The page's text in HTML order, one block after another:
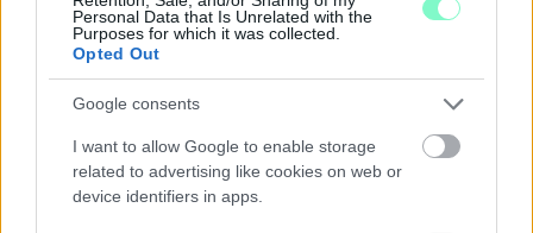
Personal Data that Is Unrelated with the
Purposes for which it was collected.
Opted Out
Google consents
I want to allow Google to enable storage
related to advertising like cookies on web or
device identifiers in apps.
minden idők legnagyobb szabású, leglátványosabb musical-je a
Győri Nemzeti Színházban, a Vidnyánszky Attila rendezte Bánk
bánra is a világ bármelyik operaszínházában büszkén
sikerszériáját, amit a Thália Fesztiválon is óriási sikerrel
játszottunk, vagy a legutóbbi ősbemutatónkat, a Minden jegy
elkelt című előadásunkat, ami a VIDOR Fesztivál nyitóelőadása
lesz augusztusban.